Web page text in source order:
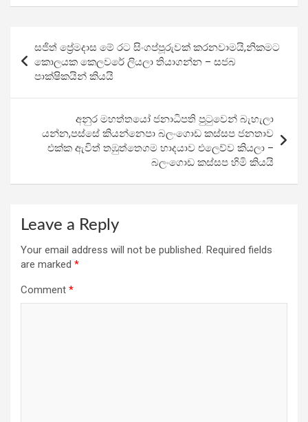
ce
b
o
o
k
tt
er
at
s
A
p
p
e
gr
a
ar
e
navigation
සජිත් ප්‍රේමදාස මේ රට සිංගප්පූරුවක් කරනවාමයි,නිකමට
කොලයක කෙලවරේ ලියලා තියාගන්න – සජබ
පාක්ෂිකයින් කියයි
අනුර මහත්තයෝ ජනාධිපති පුටුවෙන් බැහැලා
යන්න,පස්සේ කියන්නෙපා බලංගොඩ කස්සප ජනතාව
එක්ක ඇවිත් තඹුත්තෙගම හාදයාව එලෙව්ව කියලා –
බලංගොඩ කස්සප හිමි කියයි
Leave a Reply
Your email address will not be published. Required fields
are marked *
Comment *